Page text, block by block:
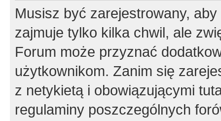
Musisz być zarejestrowany,
zajmuje tylko kilka chwil, ale
Forum może przyznać
użytkownikom. Zanim się
z netykietą i obowiązującymi
regulaminy poszczególnych